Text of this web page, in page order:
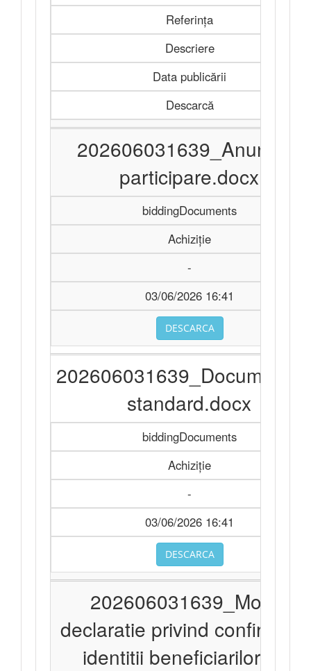
Referința
Descriere
Data publicării
Descarcă
202606031639_Anunt de
participare.docx
biddingDocuments
Achiziție
-
03/06/2026 16:41
DESCARCA
standard.docx
biddingDocuments
Achiziție
-
03/06/2026 16:41
DESCARCA
202606031639_Model
declaratie privind
identitii beneficiarilor.doc